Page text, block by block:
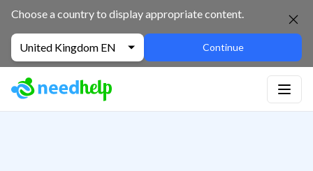
Choose a country to display appropriate content.
United Kingdom EN Continue